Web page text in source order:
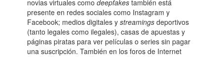
novias virtuales como deepfakes también está
presente en redes sociales como Instagram y
Facebook; medios digitales y streamings deportivos
(tanto legales como ilegales), casas de apuestas y
páginas piratas para ver películas o series sin pagar
una suscripción. También en los foros de Internet